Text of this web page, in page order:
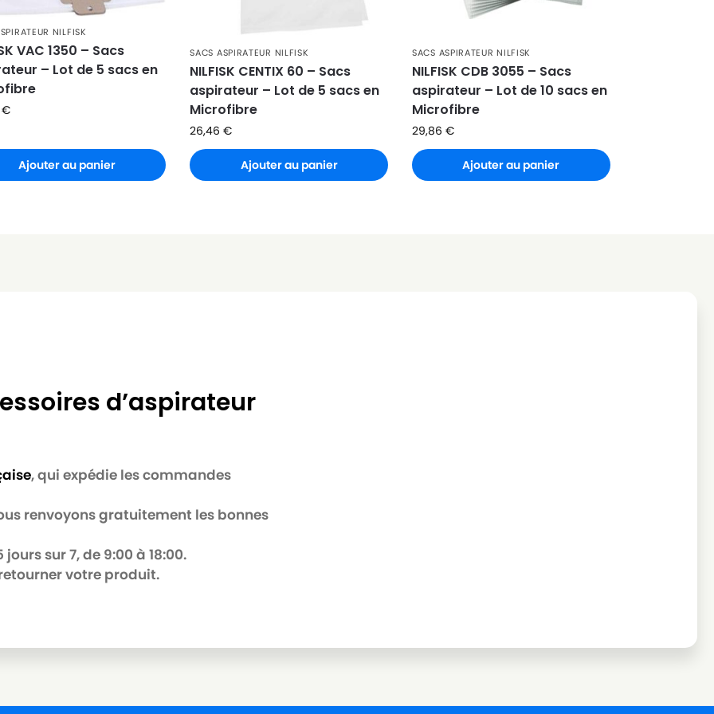
NILFISK
VAC 1350 – Sacs
– Lot de 5 sacs en
€
Ajouter au panier
SACS ASPIRATEUR NILFISK
NILFISK CENTIX 60 – Sacs
aspirateur – Lot de 5 sacs en
Microfibre
26,46€
Ajouter au panier
SACS ASPIRATEUR NILFISK
NILFISK CDB 3055 – Sacs
aspirateur – Lot de 10 sacs en
Microfibre
29,86€
Ajouter au panier
d’aspirateur
, qui expédie les commandes
renvoyons gratuitement les bonnes
sur 7, de 9:00 à 18:00.
votre produit.